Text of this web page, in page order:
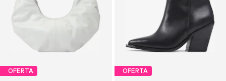
OFERTA OFERTA